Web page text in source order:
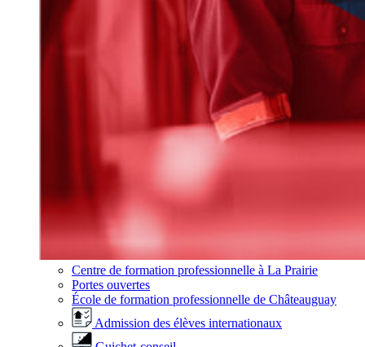
Centre de formation professionnelle à La Prairie
Portes ouvertes
École de formation professionnelle de Châteauguay
Admission des élèves internationaux